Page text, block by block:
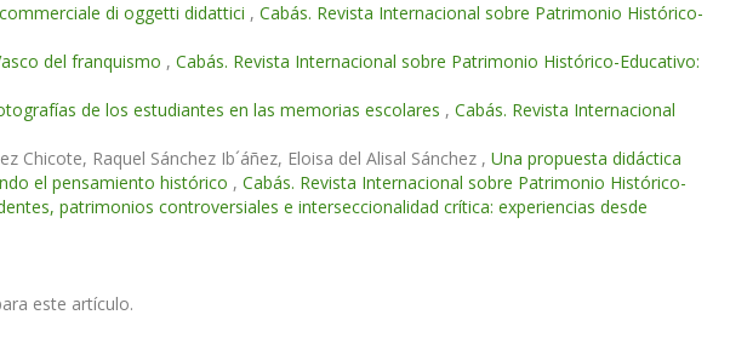
di oggetti didattici , Cabás. Revista Internacional sobre Patrimonio Histórico-
del franquismo , Cabás. Revista Internacional sobre Patrimonio Histórico-Educativo:
de los estudiantes en las memorias escolares , Cabás. Revista Internacional
Chicote, Raquel Sánchez Ib´áñez, Eloisa del Alisal Sánchez , Una propuesta didáctica
el pensamiento histórico , Cabás. Revista Internacional sobre Patrimonio Histórico-
patrimonios controversiales e interseccionalidad crítica: experiencias desde
este artículo.